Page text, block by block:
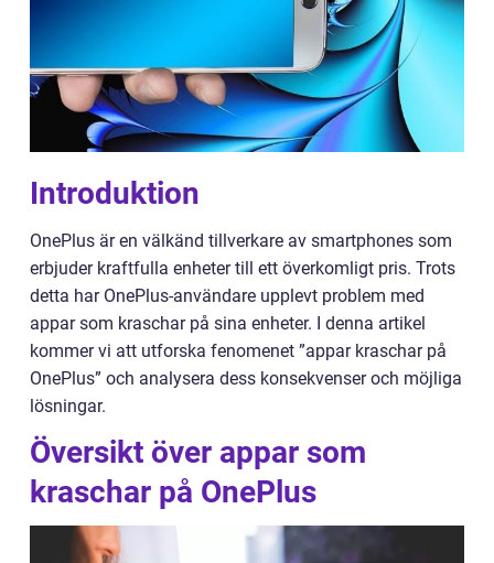
Introduktion
OnePlus är en välkänd tillverkare av smartphones som
erbjuder kraftfulla enheter till ett överkomligt pris. Trots
detta har OnePlus-användare upplevt problem med
appar som kraschar på sina enheter. I denna artikel
kommer vi att utforska fenomenet ”appar kraschar på
OnePlus” och analysera dess konsekvenser och möjliga
lösningar.
Översikt över appar som
kraschar på OnePlus